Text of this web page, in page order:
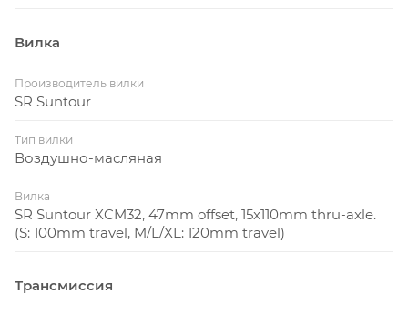
Вилка
Производитель вилки
SR Suntour
Тип вилки
Воздушно-масляная
Вилка
SR Suntour XCM32, 47mm offset, 15x110mm thru-axle.
(S: 100mm travel, M/L/XL: 120mm travel)
Трансмиссия